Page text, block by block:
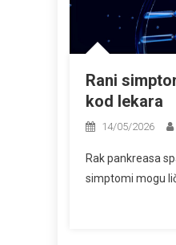
Rani
kod lekara
14/05/2026
Rak pankreasa
simptomi mogu